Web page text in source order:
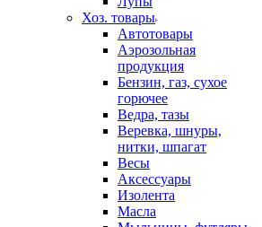
Хоз. товары
Автотовары
Аэрозольная
продукция
Бензин, газ, сухое
горючее
Ведра, тазы
Веревка, шнуры,
нитки, шпагат
Весы
Аксессуары
Изолента
Масла